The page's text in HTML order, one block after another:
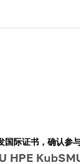
国际证书，确认参
HPE